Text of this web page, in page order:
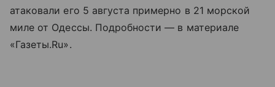
атаковали его 5 августа примерно в 21 морской
миле от Одессы. Подробности — в материале
«Газеты.Ru».